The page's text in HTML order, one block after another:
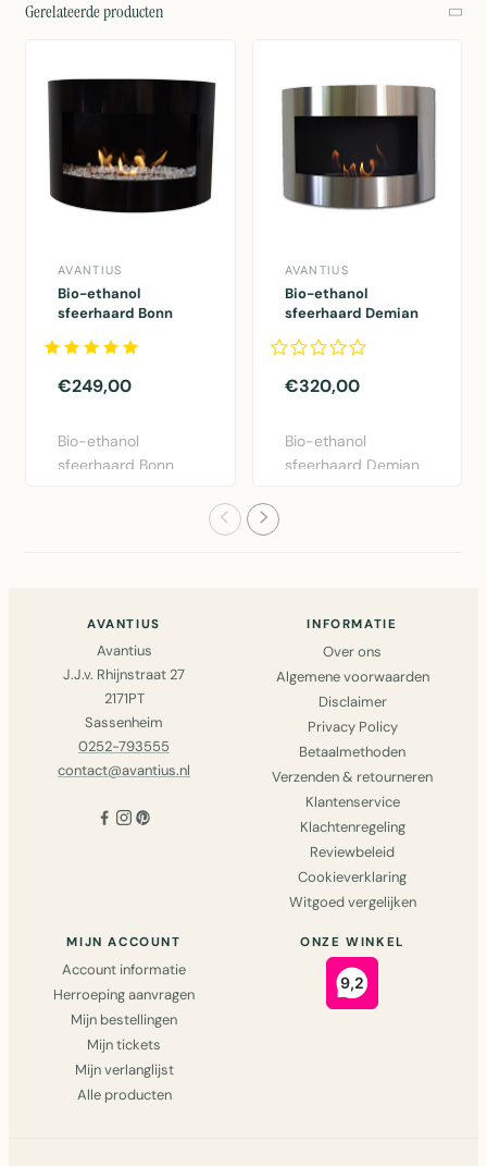
Gerelateerde producten
AVANTIUS
Bio-ethanol
sfeerhaard Bonn
regelbare brander
€249,00
Bio-ethanol
sfeerhaard Bonn
AVANTIUS
Bio-ethanol
sfeerhaard Demian
regelbare brander
€320,00
Bio-ethanol
sfeerhaard Demian
AVANTIUS
Avantius
J.J.v. Rhijnstraat 27
2171PT
Sassenheim
0252-793555
contact@avantius.nl
INFORMATIE
Over ons
Algemene voorwaarden
Disclaimer
Privacy Policy
Betaalmethoden
Verzenden & retourneren
Klantenservice
Klachtenregeling
Reviewbeleid
Cookieverklaring
Witgoed vergelijken
MIJN ACCOUNT
Account informatie
Herroeping aanvragen
Mijn bestellingen
Mijn tickets
Mijn verlanglijst
Alle producten
ONZE WINKEL